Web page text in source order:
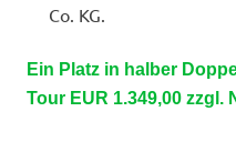
Co. KG.
Ein Platz in halber
Tour EUR 1.349,00